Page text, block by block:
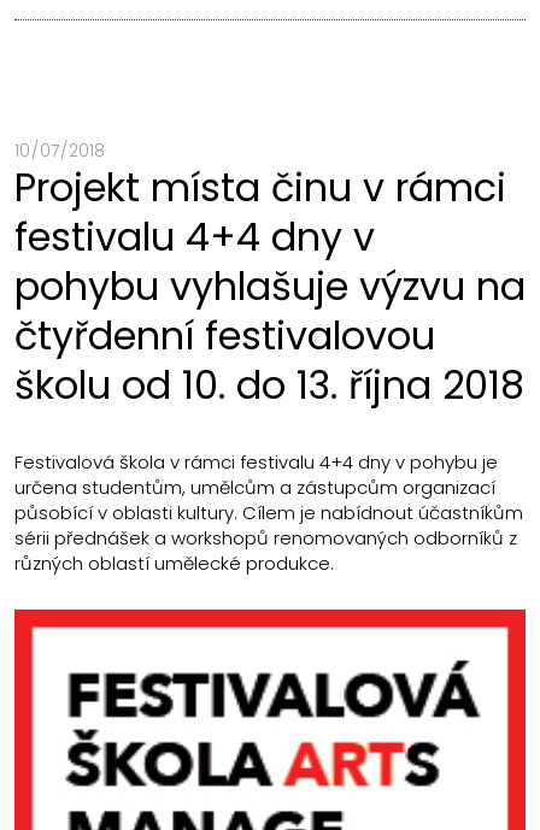
10 / 07 / 2018
Projekt místa činu v rámci
festivalu 4+4 dny v
pohybu vyhlašuje výzvu na
čtyřdenní festivalovou
školu od 10. do 13. října 2018
Festivalová škola v rámci festivalu 4+4 dny v pohybu je
určena studentům, umělcům a zástupcům organizací
působící v oblasti kultury. Cílem je nabídnout účastníkům
sérii přednášek a workshopů renomovaných odborníků z
různých oblastí umělecké produkce.